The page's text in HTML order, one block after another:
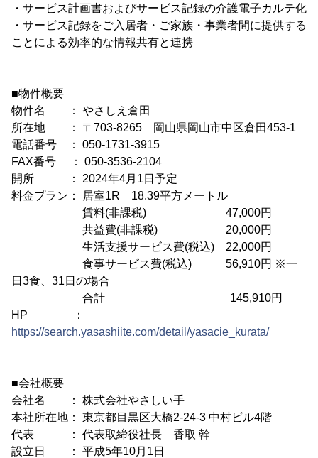
・サービス計画書およびサービス記録の介護電子カルテ化
・サービス記録をご入居者・ご家族・事業者間に提供する
ことによる効率的な情報共有と連携
■物件概要
物件名 ： やさしえ倉田
所在地 ： 〒703-8265 岡山県岡山市中区倉田453-1
電話番号 ： 050-1731-3915
FAX番号 ： 050-3536-2104
開所 ： 2024年4月1日予定
料金プラン： 居室1R 18.39平方メートル
賃料(非課税) 47,000円
共益費(非課税) 20,000円
生活支援サービス費(税込) 22,000円
食事サービス費(税込) 56,910円 ※一
日3食、31日の場合
合計 145,910円
HP ：
https://search.yasashiite.com/detail/yasacie_kurata/
■会社概要
会社名 ： 株式会社やさしい手
本社所在地： 東京都目黒区大橋2-24-3 中村ビル4階
代表 ： 代表取締役社長 香取 幹
設立日 ： 平成5年10月1日